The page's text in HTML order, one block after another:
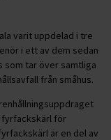
varit uppdelad i tre
i ett av dem sedan
som tar över samtliga
från småhus.
fyrfackskärl för
är en del av